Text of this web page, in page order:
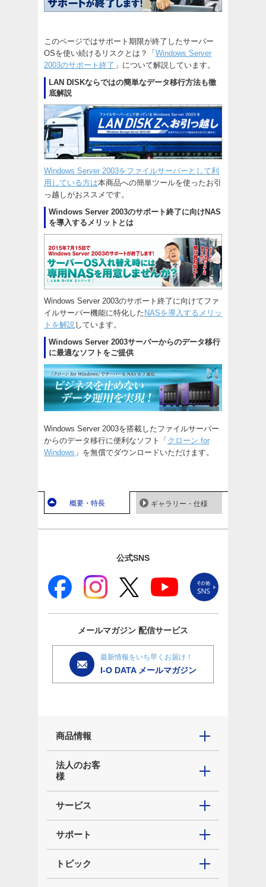
このページではサポート期限が終了したサーバー
OSを使い続けるリスクとは？「Windows Server
2003のサポート終了 」について解説しています。
LAN DISKならではの簡単なデータ移行方法も徹
底解説
Windows Server 2003をファイルサーバーとして利
用している方は本商品への簡単ツールを使ったお引
っ越しがおススメです。
Windows Server 2003のサポート終了に向けNAS
を導入するメリットとは
Windows Server 2003のサポート終了に向けてファ
イルサーバー機能に特化したNASを導入するメリッ
トを解説 しています。
Windows Server 2003サーバーからのデータ移行
に最適なソフトをご提供
Windows Server 2003を搭載したファイルサーバー
からのデータ移行に便利なソフト「 クローン for
Windows 」を無償でダウンロードいただけます。
概要・特長 ギャラリー・仕様
公式SNS
メールマガジン 配信サービス
最新情報をいち早くお届け！
I-O DATA メールマガジン
商品情報
法人のお客
様
サービス
サポート
トピック